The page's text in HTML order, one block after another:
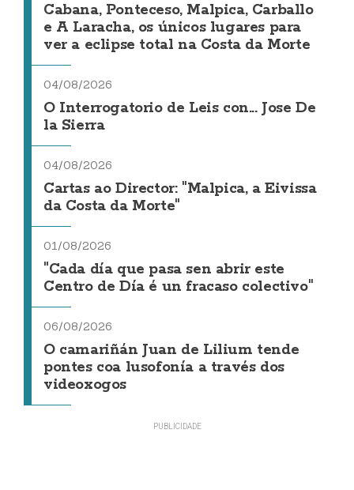
Cabana, Ponteceso, Malpica, Carballo
e A Laracha, os únicos lugares para
ver a eclipse total na Costa da Morte
04/08/2026
O Interrogatorio de Leis con... Jose De
la Sierra
04/08/2026
Cartas ao Director: "Malpica, a Eivissa
da Costa da Morte"
01/08/2026
"Cada día que pasa sen abrir este
Centro de Día é un fracaso colectivo"
06/08/2026
O camariñán Juan de Lilium tende
pontes coa lusofonía a través dos
videoxogos